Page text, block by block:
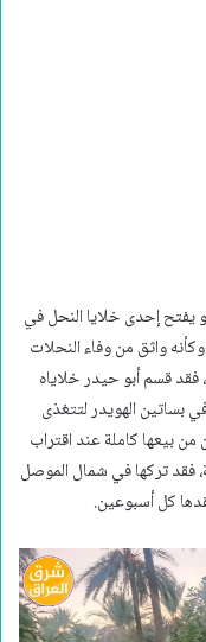
يفتح إحدى خلايا النحل في
واثق من وفاء النحلات
فقد قسم أبو حيدر خلاياه
40 خلية، وضعها في بساتين الهويدر لتتغذى
بيعها كاملة عند اقتراب
خلاياه الأخرى، وهي أكثر من 100 خلية، فقد تركها في شمال الموصل
كل أسبوعين.